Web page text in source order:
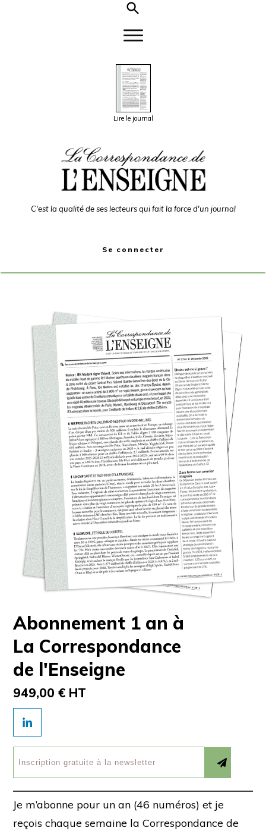
Lire le journal
C'est la qualité de ses lecteurs qui fait la force d'un journal
Se connecter
Abonnement 1 an à
La Correspondance
de l'Enseigne
949,00 € HT
Je m’abonne pour un an (46 numéros) et je
reçois chaque semaine la Correspondance de